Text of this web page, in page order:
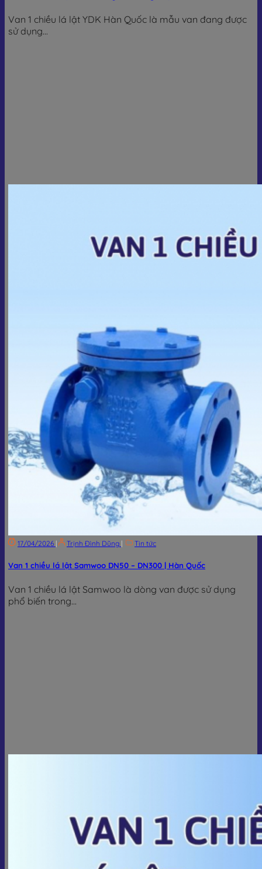
Van 1 chiều lá lật YDK Hàn Quốc là mẫu van đang được
sử dụng...
17/04/2026 | Trịnh Đình Dũng | Tin tức
Van 1 chiều lá lật Samwoo DN50 – DN300 | Hàn Quốc
Van 1 chiều lá lật Samwoo là dòng van được sử dụng
phổ biến trong...